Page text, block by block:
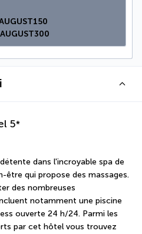
AUGUST300
5*
dans l'incroyable spa de
être qui propose des massages.
des nombreuses
notamment une piscine
ouverte 24 h/24. Parmi les
par cet hôtel vous trouvez